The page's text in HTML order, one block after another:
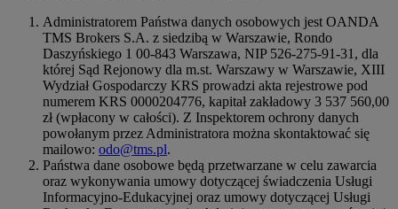
Administratorem Państwa danych osobowych jest OANDA
TMS Brokers S.A. z siedzibą w Warszawie, Rondo
Daszyńskiego 1 00-843 Warszawa, NIP 526-275-91-31, dla
której Sąd Rejonowy dla m.st. Warszawy w Warszawie, XIII
Wydział Gospodarczy KRS prowadzi akta rejestrowe pod
numerem KRS 0000204776, kapitał zakładowy 3 537 560,00
zł (wpłacony w całości). Z Inspektorem ochrony danych
powołanym przez Administratora można skontaktować się
mailowo: odo@tms.pl.
Państwa dane osobowe będą przetwarzane w celu zawarcia
oraz wykonywania umowy dotyczącej świadczenia Usługi
Informacyjno-Edukacyjnej oraz umowy dotyczącej Usługi